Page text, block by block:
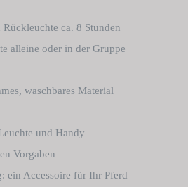
ca. 8 Stunden
alleine oder in der Gruppe
waschbares Material
und Handy
Vorgaben
ein Accessoire für Ihr Pferd